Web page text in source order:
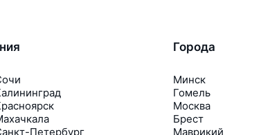
Петербург
Города
Минск
Гомель
Москва
Брест
Маврикий